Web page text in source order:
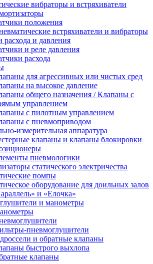
вибраторы и встряхиватели
положения
встряхиватели и вибраторы
расхода и давления
и реле давления
расхода
для агрессивных или чистых сред
на высокое давление
общего назначения / Клапаны с
управлением
с пилотным управлением
с пневмоприводом
измерительная аппаратура
клапаны и клапаны блокировки
пневмологики
статического электричества
помпы
оборудование для доильных залов
и «Елочка»
и манометры
пневмоглушители
и обратные клапаны
быстрого выхлопа
клапаны